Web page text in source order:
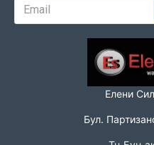
Елени
Бул.